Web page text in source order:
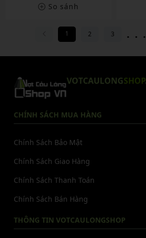
So sánh
1 2 3 ...
VOTCAULONGSHOP
CHÍNH SÁCH MUA HÀNG
Chính Sách Bảo Mật
Chính Sách Giao Hàng
Chính Sách Thanh Toán
Chính Sách Bán Hàng
THÔNG TIN VOTCAULONGSHOP